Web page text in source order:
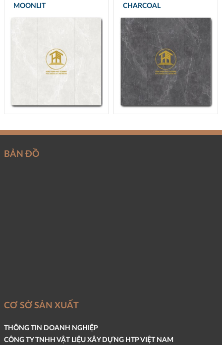
MOONLIT
CHARCOAL
BẢN ĐỒ
CƠ SỞ SẢN XUẤT
THÔNG TIN DOANH NGHIỆP
CÔNG TY TNHH VẬT LIỆU XÂY DỰNG HTP VIỆT NAM